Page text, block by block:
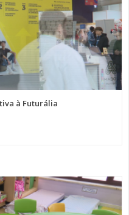
à Futurália